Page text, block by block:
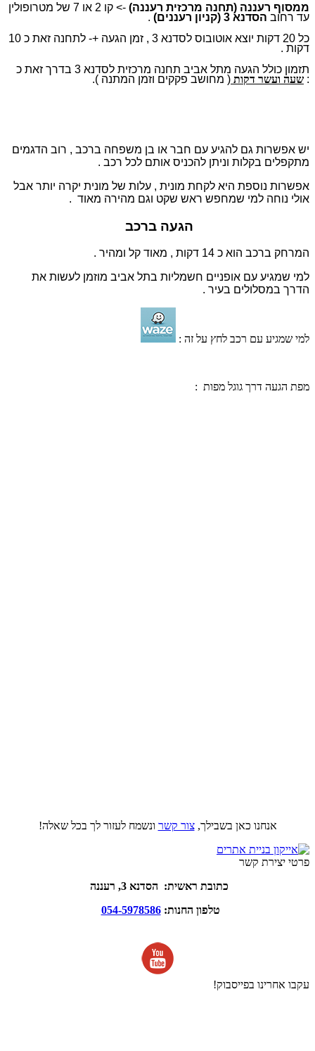
ממסוף רעננה (תחנה מרכזית רעננה)
-> קו 2 או 7 של מטרופולין
עד רחוב הסדנא 3 (קניון רעננים)
.
כל 20 דקות יוצא אוטובוס לסדנא 3 , זמן הגעה +- לתחנה זאת כ 10
דקות .
תזמון כולל הגעה מתל אביב תחנה מרכזית לסדנא 3 בדרך זאת כ
: שעה ועשר דקות ( מחושב פקקים וזמן המתנה ).
יש אפשרות גם להגיע עם חבר או בן משפחה ברכב , רוב הדגמים
מתקפלים בקלות וניתן להכניס אותם לכל רכב .
אפשרות נוספת היא לקחת מונית , עלות של מונית יקרה יותר אבל
אולי נוחה למי שמחפש ראש שקט וגם מהירה מאוד .
הגעה ברכב
המרחק ברכב הוא כ 14 דקות , מאוד קל ומהיר .
למי שמגיע עם אופניים חשמליות בתל אביב מוזמן לעשות את
הדרך במסלולים בעיר .
למי שמגיע עם רכב לחץ על זה :
מפת הגעה דרך גוגל מפות :
אנחנו כאן בשבילך,צור קשר ונשמח לעזור לך בכל שאלה!
פרטי יצירת קשר
כתובת ראשית: הסדנא 3, רעננה
טלפון החנות:054-5978586
עקבו אחרינו בפייסבוק!